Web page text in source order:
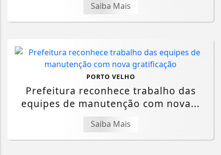
Saiba Mais
PORTO VELHO
Prefeitura reconhece trabalho das
equipes de manutenção com nova...
Saiba Mais